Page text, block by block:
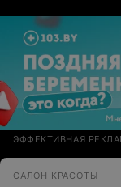
косметолога!
ЭФФЕКТИВНАЯ
САЛОН КРАСОТЫ